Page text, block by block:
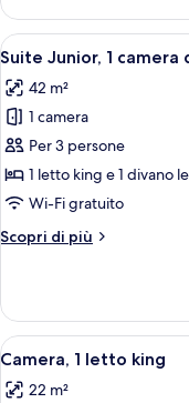
1
letto
king
Apri
tutte
le
foto
per
Suite
Junior,
camera
8
Suite Junior, 1
42 m²
1 camera
Per 3 persone
1 letto king e 1 divano
Wi-Fi gratuito
Scopri di più
Altri
Junior,
camera
letto
Apri
tutte
7
Camera, 1 letto king
22 m²